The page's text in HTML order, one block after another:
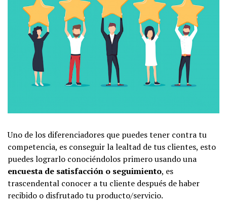
Uno de los diferenciadores que puedes tener contra tu
competencia, es conseguir la lealtad de tus clientes, esto
puedes lograrlo conociéndolos primero usando una
encuesta de satisfacción o seguimiento, es
trascendental conocer a tu cliente después de haber
recibido o disfrutado tu producto/servicio.